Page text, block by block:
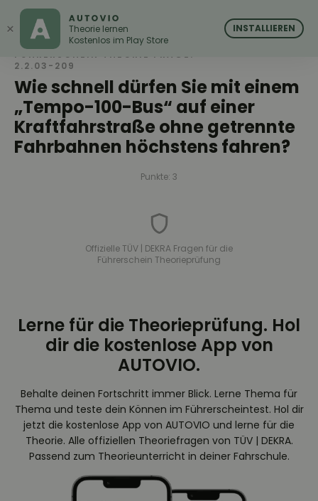
AUTOVIO
Wie schnell dürfen Sie mit einem
„Tempo-100-Bus“ auf einer
Kraftfahrstraße ohne getrennte
Fahrbahnen höchstens fahren?
FÜHRERSCHEIN THEORIE FRAGE:
2.2.03-209
Punkte: 3
Offizielle TÜV | DEKRA Fragen für die
Führerschein Theorieprüfung
Lerne für die Theorieprüfung. Hol
dir die kostenlose App von
AUTOVIO.
Behalte deinen Fortschritt immer Blick. Lerne Thema für
Thema und teste dein Können im Führerscheintest. Hol dir
jetzt die kostenlose App von AUTOVIO und lerne für die
Theorie. Alle offiziellen Theoriefragen von TÜV | DEKRA.
Passend zum Theorieunterricht in deiner Fahrschule.
× AUTOVIO
Theorie lernen
Kostenlos im Play Store
INSTALLIEREN